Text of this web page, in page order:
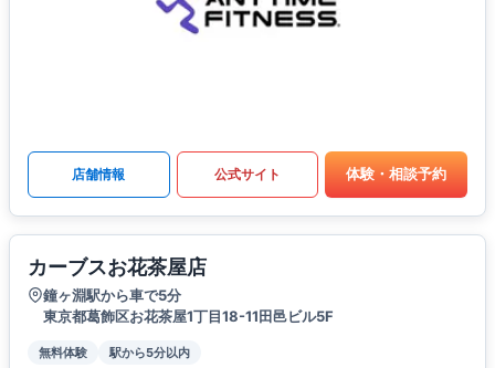
店舗情報 公式サイト 体験・相談予約
カーブスお花茶屋店
鐘ヶ淵駅から車で5分
東京都葛飾区お花茶屋1丁目18-11田邑ビル5F
無料体験 駅から5分以内